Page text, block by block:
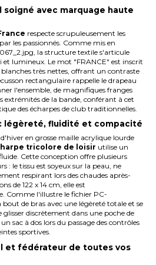
soigné avec marquage haute
respecte scrupuleusement les
les passionnés. Comme mis en
la structure textile s'articule
lumineux. Le mot "FRANCE" est inscrit
très nettes, offrant un contraste
rectangulaire rappelle le drapeau
l'ensemble, de magnifiques franges
extrémités de la bande, conférant à cet
des écharpes de club traditionnelles.
légèreté, fluidité et compacité
en grosse maille acrylique lourde
tricolore de loisir utilise un
Cette conception offre plusieurs
: le tissu est soyeux sur la peau, ne
respirant lors des chaudes après-
de 122 x 14 cm, elle est
Comme l'illustre le fichier PC-
bout de bras avec une légèreté totale et se
discrètement dans une poche de
sac à dos lors du passage des contrôles
sportives.
et fédérateur de toutes vos